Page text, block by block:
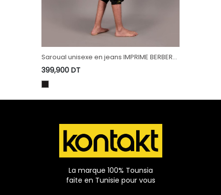
Saroual unisexe en jeans IMPRIME BERBERE
HEAVY PRINT AND LASER TNFW
399,900 DT
La marque 100% Tounsia
faite en Tunisie pour vous